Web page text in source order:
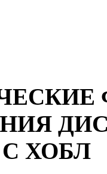
ХОБЛ